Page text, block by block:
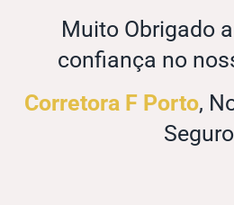
Muito Obrigado
confiança no
Corretora F Porto,